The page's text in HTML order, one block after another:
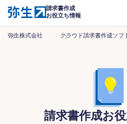
請求書作成
お役立ち情報
弥生株式会社 クラウド請求書作成ソフ
請求書作成お